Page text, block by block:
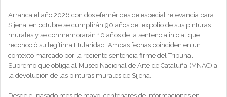
Arranca el año 2026 con dos efemérides de especial relevancia para
Sijena: en octubre se cumplirán 90 años del expolio de sus pinturas
murales y se conmemorarán 10 años de la sentencia inicial que
reconoció su legítima titularidad. Ambas fechas coinciden en un
contexto marcado por la reciente sentencia firme del Tribunal
Supremo que obliga al Museo Nacional de Arte de Cataluña (MNAC) a
la devolución de las pinturas murales de Sijena.